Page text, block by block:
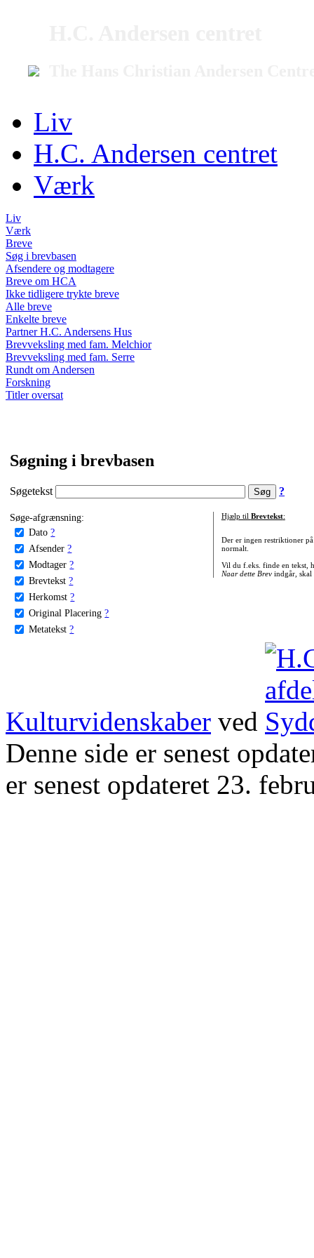
Liv
H.C. Andersen centret
Værk
Liv
Værk
Breve
Søg i brevbasen
Afsendere og modtagere
Breve om HCA
Ikke tidligere trykte breve
Alle breve
Enkelte breve
Partner H.C. Andersens Hus
Brevveksling med fam. Melchior
Brevveksling med fam. Serre
Rundt om Andersen
Forskning
Titler oversat
Søgning i brevbasen
Søgetekst ?
Søge-afgrænsning:
Dato ?
Afsender ?
Modtager ?
Brevtekst ?
Herkomst ?
Original Placering ?
Metatekst ?
Hjælp til Brevtekst:
Der er ingen restriktioner
normalt.
Vil du f.eks. finde en tekst,
Naar dette Brevindgår, skal
Kulturvidenskaber ved
Denne side er senest
er senest opdateret 23.